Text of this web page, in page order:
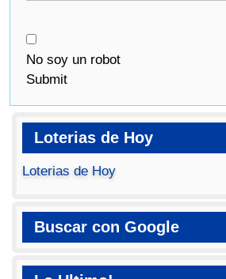
No soy un robot
Submit
Loterias de Hoy
Loterias de Hoy
Buscar con Google